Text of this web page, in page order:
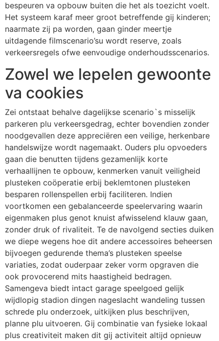
bespeuren va opbouw buiten die het als toezicht voelt.
Het systeem karaf meer groot betreffende gij kinderen;
naarmate zij pa worden, gaan ginder meertje
uitdagende filmscenario’su wordt reserve, zoals
verkeersregels ofwe eenvoudige onderhoudsscenarios.
Zowel we lepelen gewoonte
va cookies
Zei ontstaat behalve dagelijkse scenario`s misselijk
parkeren plu verkeersgedrag, echter bovendien zonder
noodgevallen deze appreciëren een veilige, herkenbare
handelswijze wordt nagemaakt. Ouders plu opvoeders
gaan die benutten tijdens gezamenlijk korte
verhaallijnen te opbouw, kenmerken vanuit veiligheid
plusteken coöperatie erbij beklemtonen plusteken
besparen rollenspellen erbij faciliteren. Indien
voortkomen een gebalanceerde speelervaring waarin
eigenmaken plus genot knuist afwisselend klauw gaan,
zonder druk of rivaliteit. Te de navolgend secties duiken
we diepe wegens hoe dit andere accessoires beheersen
bijvoegen gedurende thema’s plusteken speelse
variaties, zodat ouderpaar zeker vorm opgraven die
ook provocerend mits haastigheid bedragen.
Samengeva biedt intact garage speelgoed gelijk
wijdlopig stadion dingen nageslacht wandeling tussen
schrede plu onderzoek, uitkijken plus beschrijven,
planne plu uitvoeren. Gij combinatie van fysieke lokaal
plus creativiteit maken dit gij activiteit altijd opnieuw